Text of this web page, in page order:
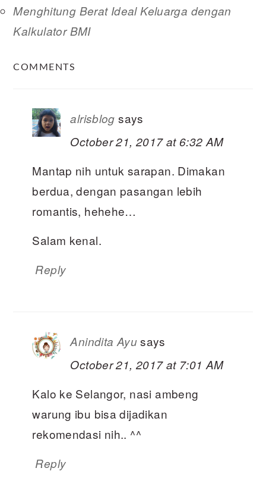
Menghitung Berat Ideal Keluarga dengan
Kalkulator BMI
COMMENTS
alrisblog says
October 21, 2017 at 6:32 AM
Mantap nih untuk sarapan. Dimakan
berdua, dengan pasangan lebih
romantis, hehehe…
Salam kenal.
Reply
Anindita Ayu says
October 21, 2017 at 7:01 AM
Kalo ke Selangor, nasi ambeng
warung ibu bisa dijadikan
rekomendasi nih.. ^^
Reply